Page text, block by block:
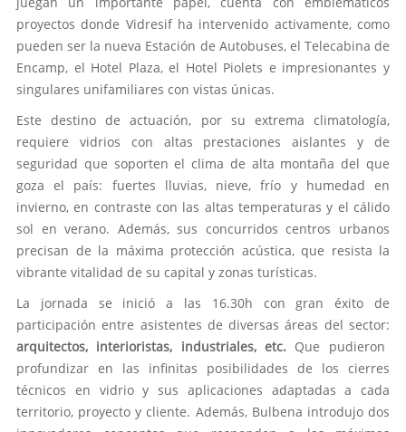
proyectos donde Vidresif ha intervenido activamente, como
pueden ser la nueva Estación de Autobuses, el Telecabina de
Encamp, el Hotel Plaza, el Hotel Piolets e impresionantes y
singulares unifamiliares con vistas únicas.
Este destino de actuación, por su extrema climatología,
requiere vidrios con altas prestaciones aislantes y de
seguridad que soporten el clima de alta montaña del que
goza el país: fuertes lluvias, nieve, frío y humedad en
invierno, en contraste con las altas temperaturas y el cálido
sol en verano. Además, sus concurridos centros urbanos
precisan de la máxima protección acústica, que resista la
vibrante vitalidad de su capital y zonas turísticas.
La jornada se inició a las 16.30h con gran éxito de
participación entre asistentes de diversas áreas del sector:
arquitectos, interioristas, industriales, etc. Que pudieron
profundizar en las infinitas posibilidades de los cierres
técnicos en vidrio y sus aplicaciones adaptadas a cada
territorio, proyecto y cliente. Además, Bulbena introdujo dos